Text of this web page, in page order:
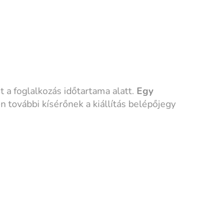
foglalkozás időtartama alatt. Egy
további kísérőnek a kiállítás belépőjegy